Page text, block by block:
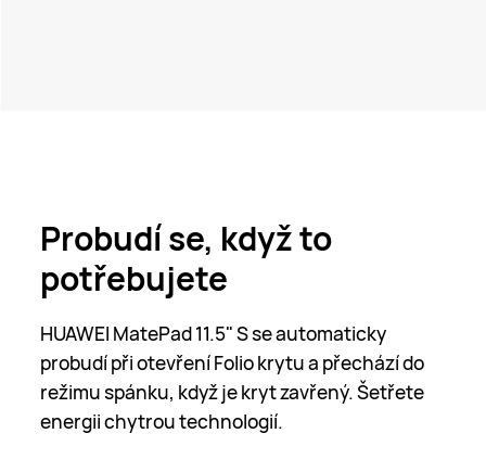
Probudí se, když to
potřebujete
HUAWEI MatePad 11.5" S se automaticky
probudí při otevření Folio krytu a přechází do
režimu spánku, když je kryt zavřený. Šetřete
energii chytrou technologií.